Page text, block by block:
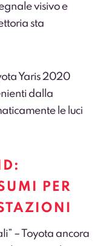
visivo e
sta
Yaris 2020
dalla
le luci
PER
– Toyota ancora